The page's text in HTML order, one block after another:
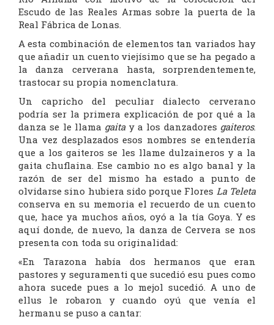
Escudo de las Reales Armas sobre la puerta de la
Real Fábrica de Lonas.
A esta combinación de elementos tan variados hay
que añadir un cuento viejísimo que se ha pegado a
la danza cerverana hasta, sorprendentemente,
trastocar su propia nomenclatura.
Un capricho del peculiar dialecto cerverano
podría ser la primera explicación de por qué a la
danza se le llama gaitay a los danzadores gaiteros.
Una vez desplazados esos nombres se entendería
que a los gaiteros se les llame dulzaineros y a la
gaita chuflaina. Ese cambio no es algo banal y la
razón de ser del mismo ha estado a punto de
olvidarse sino hubiera sido porque Flores La Teleta
conserva en su memoria el recuerdo de un cuento
que, hace ya muchos años, oyó a la tía Goya. Y es
aquí donde, de nuevo, la danza de Cervera se nos
presenta con toda su originalidad:
«En Tarazona había dos hermanos que eran
pastores y seguramenti que sucedió esu pues como
ahora sucede pues a lo mejol sucedió. A uno de
ellus le robaron y cuando oyú que venía el
hermanu se puso a cantar: